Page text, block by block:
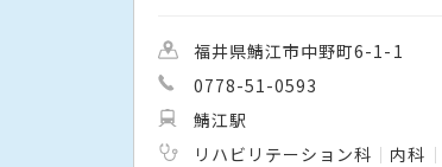
福井県鯖江市中野町6-1-1
0778-51-0593
鯖江駅
リハビリテーション科
内科